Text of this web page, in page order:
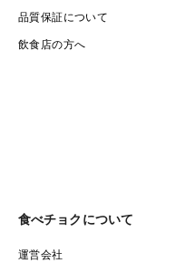
品質保証について
飲食店の方へ
食べチョクについて
運営会社